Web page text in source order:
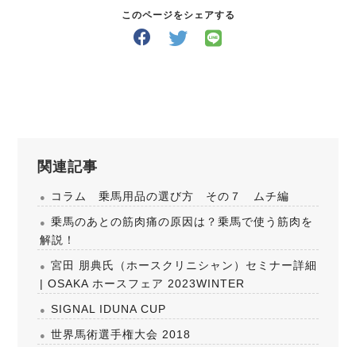
このページをシェアする
関連記事
コラム 乗馬用品の選び方 その７ ムチ編
乗馬のあとの筋肉痛の原因は？乗馬で使う筋肉を
解説！
宮田 朋典氏（ホースクリニシャン）セミナー詳細
| OSAKA ホースフェア 2023WINTER
SIGNAL IDUNA CUP
世界馬術選手権大会 2018